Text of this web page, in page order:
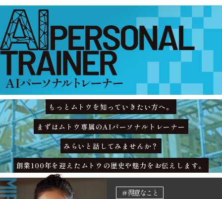
もっとムトウを知っていきたい方へ。
まずはムトウ専属のAIパーソナルトレーナー
みらいと話してみませんか？
創業100年を迎えたムトウの歴史や魅力をお伝えします。
＃得意なこと